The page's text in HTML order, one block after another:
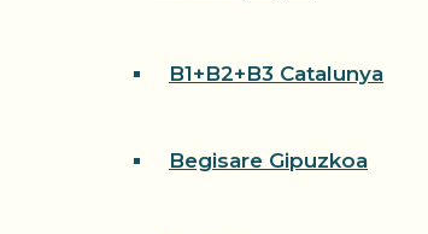
B1+B2+B3 Catalunya
Begisare Gipuzkoa